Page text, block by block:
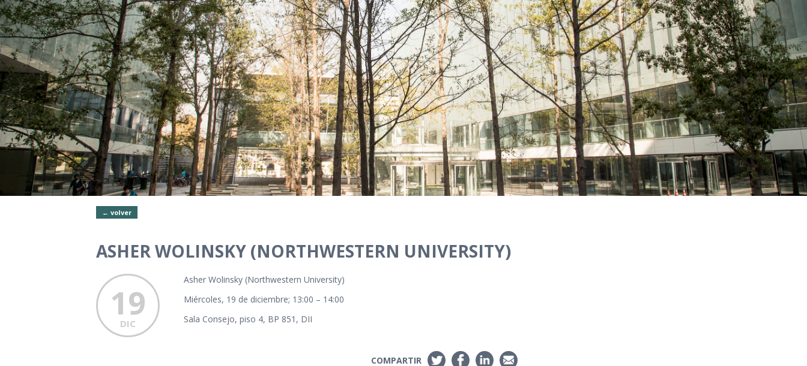
← volver
ASHER WOLINSKY (NORTHWESTERN UNIVERSITY)
19
DIC
Asher Wolinsky (Northwestern University)
Miércoles, 19 de diciembre; 13:00 – 14:00
Sala Consejo, piso 4, BP 851, DII
COMPARTIR